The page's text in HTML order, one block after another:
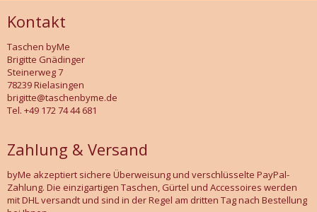
Kontakt
Taschen byMe
Brigitte Gnädinger
Steinerweg 7
78239 Rielasingen
brigitte@taschenbyme.de
Tel. +49 172 74 44 681
Zahlung & Versand
byMe akzeptiert sichere Überweisung und verschlüsselte PayPal-
Zahlung. Die einzigartigen Taschen, Gürtel und Accessoires werden
mit DHL versandt und sind in der Regel am dritten Tag nach Bestellung